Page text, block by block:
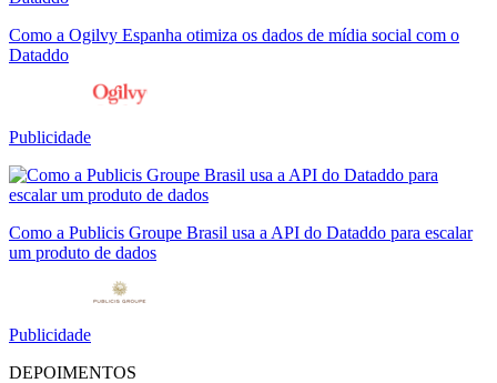
Como a Ogilvy Espanha otimiza os dados de mídia social com o
Dataddo
Publicidade
Como a Publicis Groupe Brasil usa a API do Dataddo para escalar
um produto de dados
Publicidade
DEPOIMENTOS